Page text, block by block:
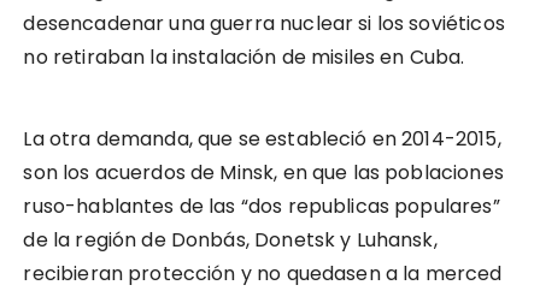
desencadenar una guerra nuclear si los soviéticos
no retiraban la instalación de misiles en Cuba.
La otra demanda, que se estableció en 2014-2015,
son los acuerdos de Minsk, en que las poblaciones
ruso-hablantes de las “dos republicas populares”
de la región de Donbás, Donetsk y Luhansk,
recibieran protección y no quedasen a la merced